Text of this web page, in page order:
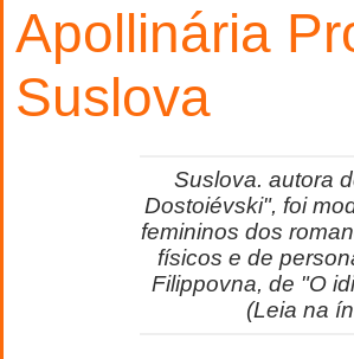
Apollinária
Suslova
Suslova. autora
Dostoiévski", foi
femininos dos
físicos e de
Filippovna, de "O
(Leia na